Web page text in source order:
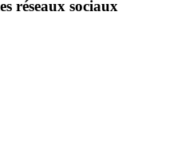
réseaux sociaux